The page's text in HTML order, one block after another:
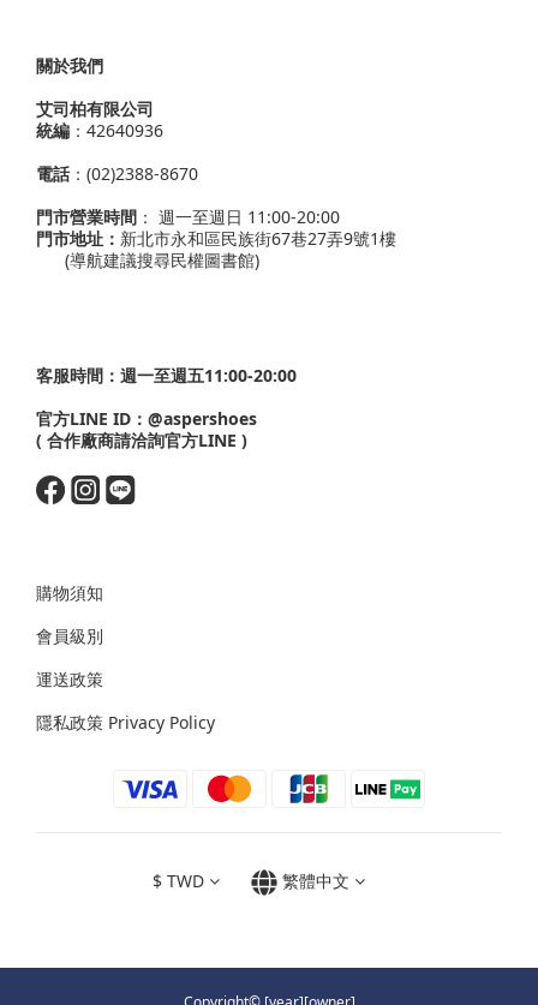
關於我們
艾司柏有限公司
統編 ：42640936
電話：(02)2388-8670
門市營業時間 ： 週一至週日 11:00-20:00
門市地址： 新北市永和區民族街67巷27弄9號1樓
(導航建議搜尋民權圖書館)
客服時間：週一至週五11:00-20:00
官方LINE ID： @aspershoes
( 合作廠商請洽詢官方LINE )
購物須知
會員級別
運送政策
隱私政策 Privacy Policy
$ TWD 繁體中文